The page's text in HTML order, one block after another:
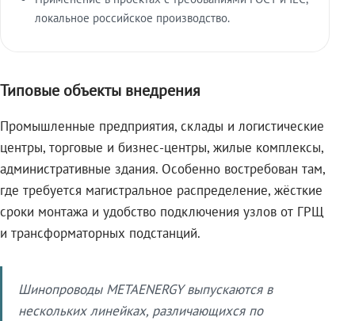
локальное российское производство.
Типовые объекты внедрения
Промышленные предприятия, склады и логистические
центры, торговые и бизнес-центры, жилые комплексы,
административные здания. Особенно востребован там,
где требуется магистральное распределение, жёсткие
сроки монтажа и удобство подключения узлов от ГРЩ
и трансформаторных подстанций.
Шинопроводы METAENERGY выпускаются в
нескольких линейках, различающихся по